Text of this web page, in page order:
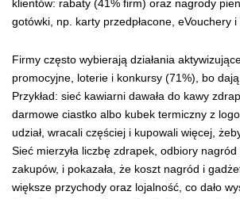
klientów: rabaty (41% firm) oraz nagrody
gotówki, np. karty przedpłacone, eVouchery
Firmy często wybierają działania
promocyjne, loterie i konkursy (71%), bo
Przykład: sieć kawiarni dawała do kawy
darmowe ciastko albo kubek termiczny z
udział, wracali częściej i kupowali więcej,
Sieć mierzyła liczbę zdrapek, odbiory
zakupów, i pokazała, że koszt nagród i
większe przychody oraz lojalność, co dało